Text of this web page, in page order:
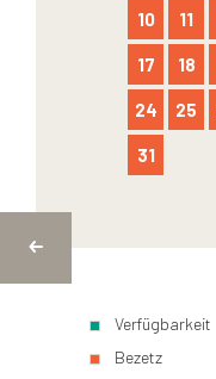
10 11
17 18
24 25
31
Verfügbarkeit
Bezetz